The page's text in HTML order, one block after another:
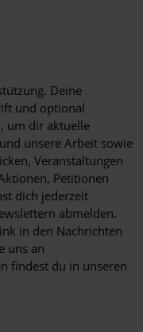
Deine
und optional
um dir aktuelle
unsere Arbeit sowie
Veranstaltungen
Petitionen
dich jederzeit
abmelden.
in den Nachrichten
uns an
findest du in unseren